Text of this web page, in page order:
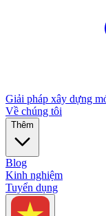
Giải pháp xây dựng
Về chúng tôi
Thêm
Blog
Kinh nghiệm
Tuyển dụng